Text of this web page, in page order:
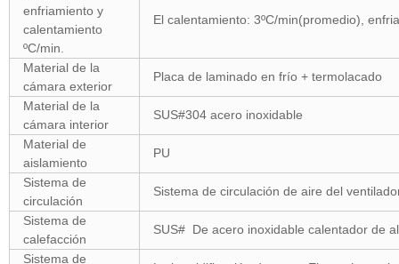
enfriamiento y
calentamiento
ºC/min.
El calentamiento: 3ºC/min(promedio),
Material de la
cámara exterior
Placa de laminado en frío + termolacado
Material de la
cámara interior
SUS#304 acero inoxidable
Material de
aislamiento
PU
Sistema de
circulación
Sistema de circulación de aire del
Sistema de
calefacción
SUS# De acero inoxidable calentador de
Sistema de